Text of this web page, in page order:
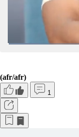
(afr/afr)
1